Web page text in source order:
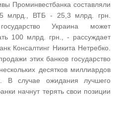
Проминвестбанка составляли
млрд., ВТБ - 25,3 млрд. грн.
Украина может
100 млрд. грн., - рассуждает
Консалтинг Никита Нетребко.
этих банков государство
десятков миллиардов
В случае ожидания лучшего
начнут терять свои позиции